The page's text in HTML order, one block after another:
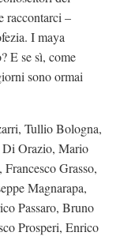
raccontarci –
I maya
E se sì, come
sono ormai
Tullio Bologna,
Orazio, Mario
Grasso,
Magnarapa,
Passaro, Bruno
Prosperi, Enrico